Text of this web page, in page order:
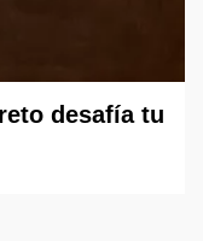
desafía tu